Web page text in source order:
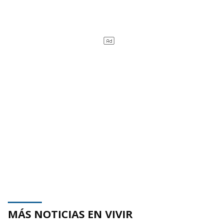
MÁS NOTICIAS EN VIVIR